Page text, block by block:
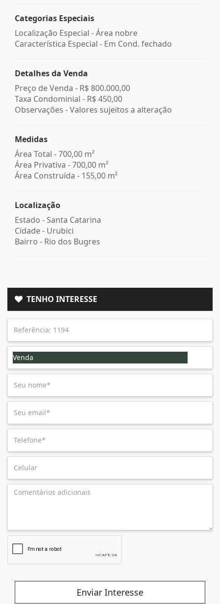
Categorias Especiais
Localização Especial - Área nobre
Característica Especial - Em Cond. fechado
Detalhes da Venda
Preço de Venda - R$ 800.000,00
Taxa Condominial - R$ 450,00
Observações - Valores sujeitos a alteração
Medidas
Área Total - 700,00 m²
Área Privativa - 700,00 m²
Área Construída - 155,00 m²
Localização
Estado - Santa Catarina
Cidade - Urubici
Bairro - Rio dos Bugres
TENHO INTERESSE
Venda
Enviar Interesse